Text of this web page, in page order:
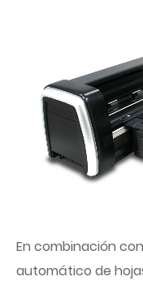
En combinación
automático de